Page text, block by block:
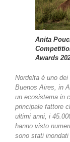
Anita
Awards
Nordelta è uno
Buenos Aires, in
un ecosistema in
principale fattore
ultimi anni, i
hanno visto
sono stati